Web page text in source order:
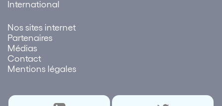
International
Nos sites internet
Partenaires
Médias
Contact
Mentions légales